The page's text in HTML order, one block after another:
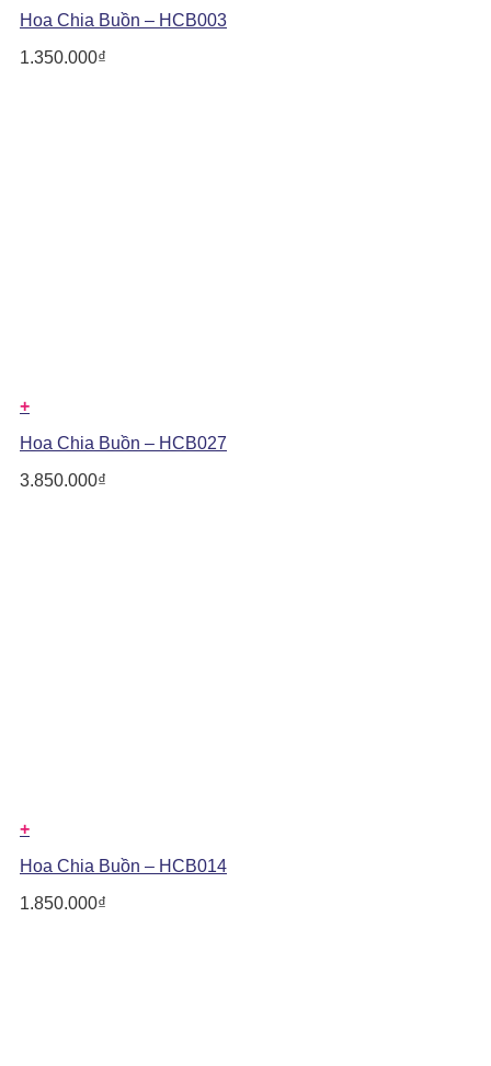
Hoa Chia Buồn – HCB003
1.350.000₫
+
Hoa Chia Buồn – HCB027
3.850.000₫
+
Hoa Chia Buồn – HCB014
1.850.000₫